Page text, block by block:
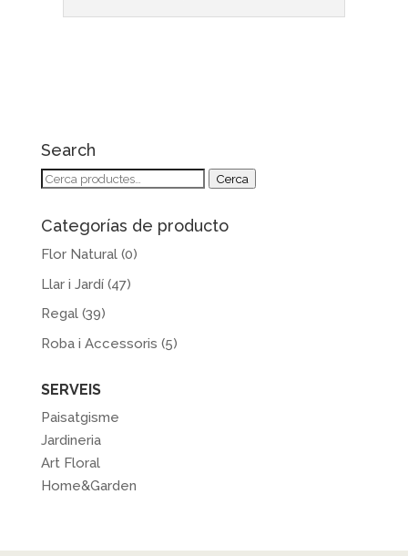
Search
Cerca: Cerca
Categorías de producto
Flor Natural (0)
Llar i Jardí (47)
Regal (39)
Roba i Accessoris (5)
SERVEIS
Paisatgisme
Jardineria
Art Floral
Home&Garden